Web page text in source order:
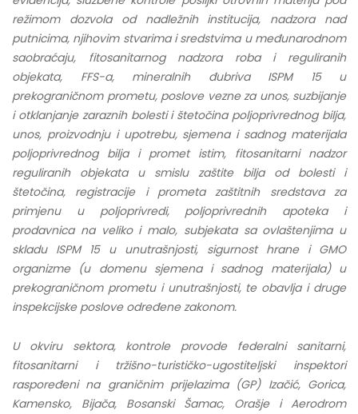
režimom dozvola od nadležnih institucija, nadzora nad
putnicima, njihovim stvarima i sredstvima u međunarodnom
saobraćaju, fitosanitarnog nadzora roba i reguliranih
objekata, FFS-a, mineralnih đubriva ISPM 15 u
prekograničnom prometu, poslove vezne za unos, suzbijanje
i otklanjanje zaraznih bolesti i štetočina poljoprivrednog bilja,
unos, proizvodnju i upotrebu, sjemena i sadnog materijala
poljoprivrednog bilja i promet istim, fitosanitarni nadzor
reguliranih objekata u smislu zaštite bilja od bolesti i
štetočina, registracije i prometa zaštitnih sredstava za
primjenu u poljoprivredi, poljoprivrednih apoteka i
prodavnica na veliko i malo, subjekata sa ovlaštenjima u
skladu ISPM 15 u unutrašnjosti, sigurnost hrane i GMO
organizme (u domenu sjemena i sadnog materijala) u
prekograničnom prometu i unutrašnjosti, te obavlja i druge
inspekcijske poslove određene zakonom.
U okviru sektora, kontrole provode federalni sanitarni,
fitosanitarni i tržišno-turističko-ugostiteljski inspektori
raspoređeni na graničnim prijelazima (GP) Izačić, Gorica,
Kamensko, Bijača, Bosanski Šamac, Orašje i Aerodrom